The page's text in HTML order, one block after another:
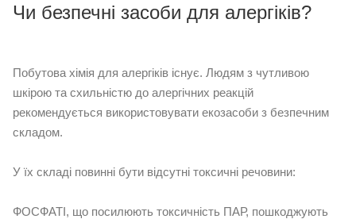
Чи безпечні засоби для алергіків?
Побутова хімія для алергіків існує. Людям з чутливою
шкірою та схильністю до алергічних реакцій
рекомендується використовувати екозасоби з безпечним
складом.
У їх складі повинні бути відсутні токсичні речовини:
ФОСФАТІ, що посилюють токсичність ПАР, пошкоджують